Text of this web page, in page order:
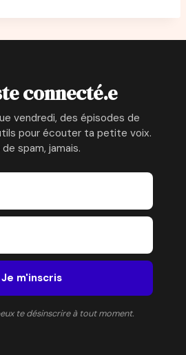
connecté.e
vendredi, des épisodes de
pour écouter ta petite voix.
de spam, jamais.
Je m'inscris
te désinscrire à tout moment.